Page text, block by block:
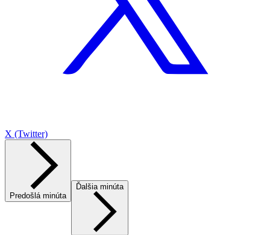
X (Twitter)
Predošlá minúta
Ďalšia minúta